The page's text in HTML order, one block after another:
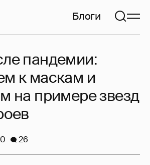
Блоги
пандемии:
к маскам и
на примере звезд
26